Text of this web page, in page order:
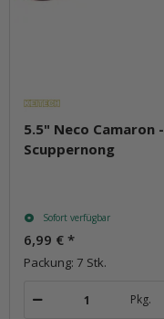
5.5" Neco Camaron -
Scuppernong
Sofort verfügbar
6,99 € *
Packung: 7 Stk.
Pkg.